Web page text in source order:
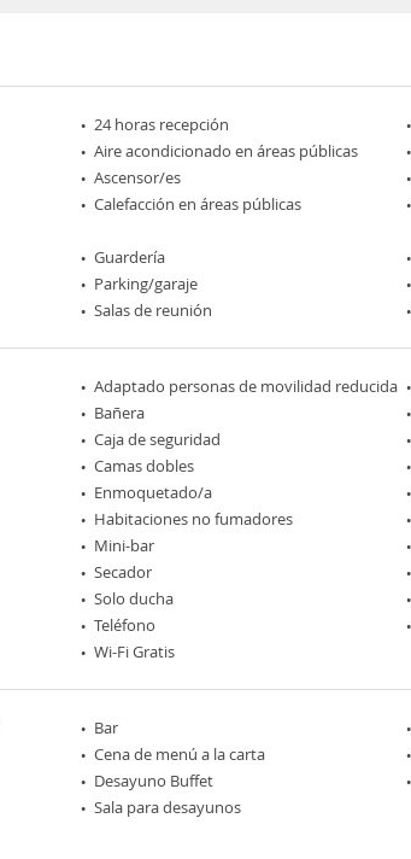
24 horas recepción
Aire acondicionado en áreas públicas
Ascensor/es
Calefacción en áreas públicas
Guardería
Parking/garaje
Salas de reunión
Adaptado personas de movilidad reducida
Bañera
Caja de seguridad
Camas dobles
Enmoquetado/a
Habitaciones no fumadores
Mini-bar
Secador
Solo ducha
Teléfono
Wi-Fi Gratis
Bar
Cena de menú a la carta
Desayuno Buffet
Sala para desayunos